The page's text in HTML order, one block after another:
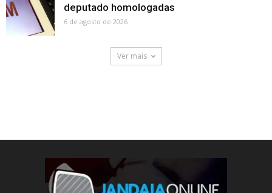
deputado homologadas
6 de agosto de 2026
Ver mais